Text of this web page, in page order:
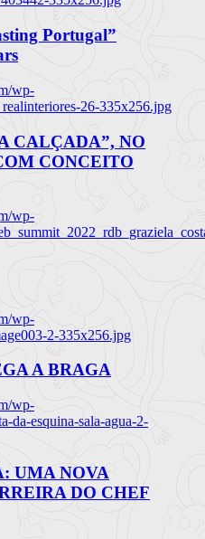
Portugal”
wp-
26-335x256.jpg
CALÇADA”, NO
CONCEITO
wp-
wp-
2-335x256.jpg
A BRAGA
wp-
da-esquina-sala-agua-2-
UMA NOVA
DO CHEF